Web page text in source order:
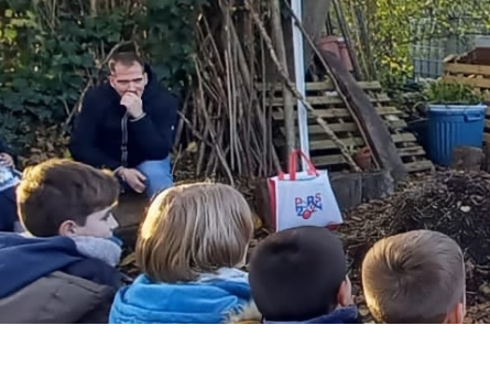
Liens
Perspective